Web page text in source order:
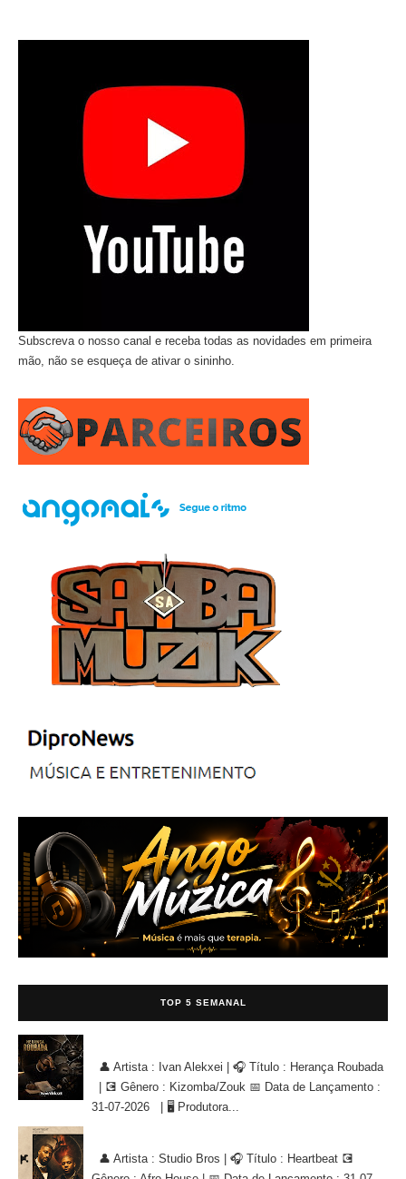
Subscreva o nosso canal e receba todas as novidades em primeira
mão, não se esqueça de ativar o sininho.
TOP 5 SEMANAL
👤 Artista : Ivan Alekxei | 🎧 Título : Herança Roubada
| 💽 Gênero : Kizomba/Zouk 📅 Data de Lançamento :
31-07-2026 | 🖥 Produtora...
👤 Artista : Studio Bros | 🎧 Título : Heartbeat 💽